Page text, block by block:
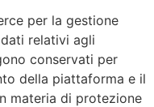
per la gestione
relativi agli
conservati per
della piattaforma e il
materia di protezione